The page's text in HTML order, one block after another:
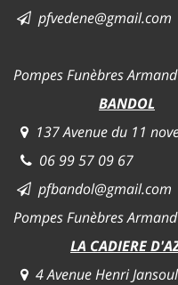
pfvedene@gmail.com
Pompes Funèbres
BANDOL
137 Avenue du 11
06 99 57 09 67
pfbandol@gmail.com
Pompes Funèbres
LA CADIERE
4 Avenue Henri